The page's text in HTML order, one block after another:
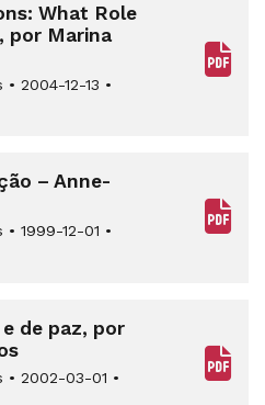
What Role
por Marina
• 2004-12-13 •
– Anne-
• 1999-12-01 •
de paz, por
• 2002-03-01 •